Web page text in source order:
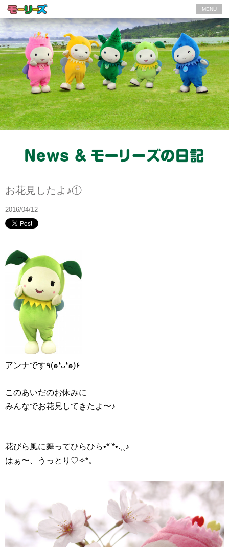
MENU
お花見したよ♪①
2016/04/12
アンナです٩(๑❛ᴗ❛๑)۶
このあいだのお休みに
みんなでお花見してきたよ〜♪
花びら風に舞ってひらひら•*¨*•.¸¸♪
はぁ〜、うっとり♡✧*。